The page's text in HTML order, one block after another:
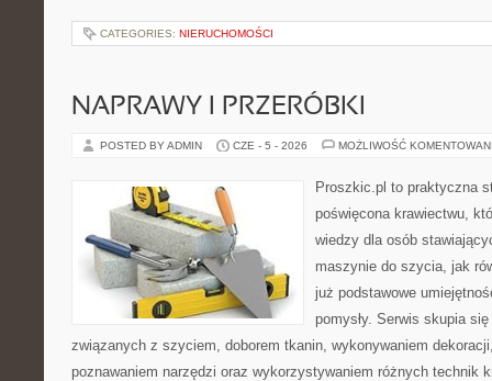
CATEGORIES: NIERUCHOMOŚCI
NAPRAWY I PRZERÓBKI
POSTED BY ADMIN CZE - 5 - 2026 MOŻLIWOŚĆ
Proszkic.pl to praktyczna
poświęcona krawiectwu,
wiedzy dla osób
maszynie do szycia, jak
już podstawowe
pomysły. Serwis skupia
związanych z szyciem, doborem tkanin, wykonywaniem
poznawaniem narzędzi oraz wykorzystywaniem różnych technik